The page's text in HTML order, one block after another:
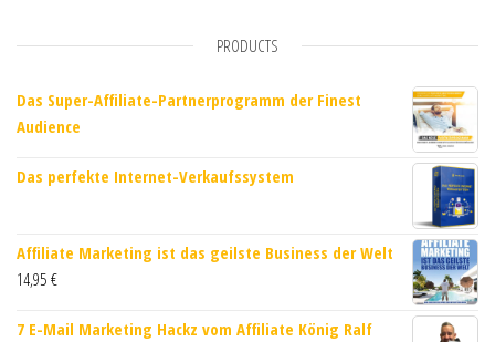
PRODUCTS
Das Super-Affiliate-Partnerprogramm der Finest
Audience
Das perfekte Internet-Verkaufssystem
Affiliate Marketing ist das geilste Business der Welt
14,95 €
7 E-Mail Marketing Hackz vom Affiliate König Ralf